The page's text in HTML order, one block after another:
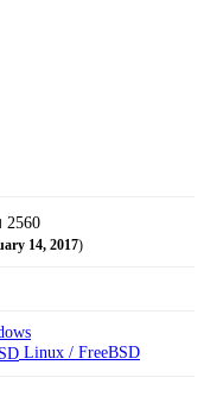
14, 2017)
Linux / FreeBSD